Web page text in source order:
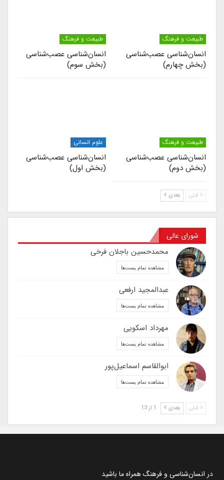
طبیعت و فرهنگ
انسان‌شناسی عصب‌شناسی
(بخش چهارم)
طبیعت و فرهنگ
انسان‌شناسی عصب‌شناسی
(بخش سوم)
طبیعت و فرهنگ
انسان‌شناسی عصب‌شناسی
(بخش دوم)
علوم انسانی
انسان‌شناسی عصب‌شناسی
(بخش اول)
قبلی بعدی
شورای عالی
محمدحسین باجلان فرخی
مشاهده تمام پست‌ها
عبدالمجید ارفعی
مشاهده تمام پست‌ها
مهرداد اسکویی
مشاهده تمام پست‌ها
ابوالقاسم اسماعیل‌پور
مشاهده تمام پست‌ها
قبلی بعدی
در انسان‌شناسی و فرهنگ همراه ما باشید